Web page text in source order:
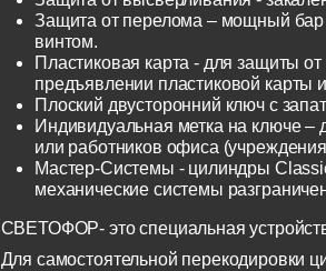
Защита от перелома – мощный бар
винтом.
Пластиковая карта - для защиты
предъявлении пластиковой карты
Плоский двусторонний ключ с
Индивидуальная метка на ключе –
или работников офиса
Мастер-Системы - цилиндры
механические системы
СВЕТОФОР- это специальная
Для самостоятельной перекодировки